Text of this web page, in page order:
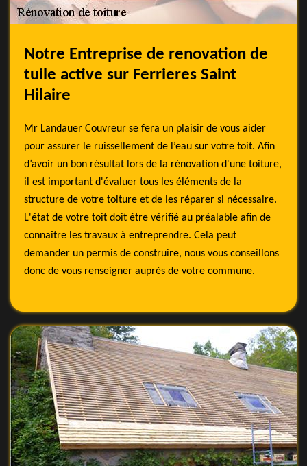
Notre Entreprise de renovation de
tuile active sur Ferrieres Saint
Hilaire
Mr Landauer Couvreur se fera un plaisir de vous aider
pour assurer le ruissellement de l’eau sur votre toit. Afin
d’avoir un bon résultat lors de la rénovation d'une toiture,
il est important d'évaluer tous les éléments de la
structure de votre toiture et de les réparer si nécessaire.
L'état de votre toit doit être vérifié au préalable afin de
connaître les travaux à entreprendre. Cela peut
demander un permis de construire, nous vous conseillons
donc de vous renseigner auprès de votre commune.